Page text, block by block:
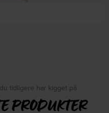
tidligere har kigget på
PRODUKTER